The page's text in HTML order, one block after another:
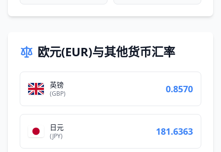
欧元(EUR)与其他货币汇率
英镑
(GBP) 0.8570
日元
(JPY) 181.6363